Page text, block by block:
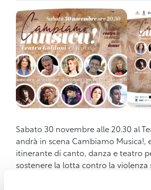
Sabato 30 novembre alle 20.30 al
andrà in scena Cambiamo Musica!,
itinerante di canto, danza e teatro
sostenere la lotta contro la violenza